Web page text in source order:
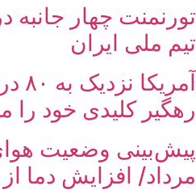
تورنمنت چهار جانبه
تیم ملی ایران
رهگیر کلیدی خود
مرداد/ افزایش دما